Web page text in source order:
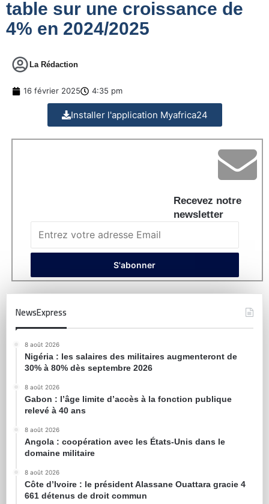
table sur une croissance de
4% en 2024/2025
La Rédaction
16 février 2025 4:35 pm
Installer l'application Myafrica24
Recevez notre
newsletter
NewsExpress
8 août 2026
Nigéria : les salaires des militaires augmenteront de
30% à 80% dès septembre 2026
8 août 2026
Gabon : l’âge limite d’accès à la fonction publique
relevé à 40 ans
8 août 2026
Angola : coopération avec les États-Unis dans le
domaine militaire
8 août 2026
Côte d’Ivoire : le président Alassane Ouattara gracie 4
661 détenus de droit commun